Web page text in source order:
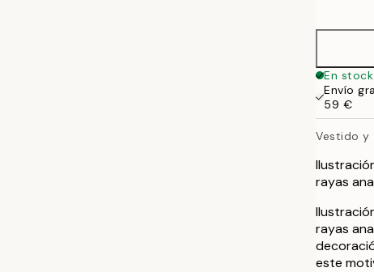
En stock
Envío
59 €
Vestido y
rayas
rayas
este